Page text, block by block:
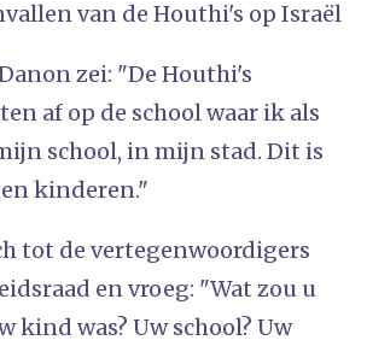
van de Houthi's op Israël
zei: "De Houthi's
af op de school waar ik als
school, in mijn stad. Dit is
kinderen."
tot de vertegenwoordigers
en vroeg: "Wat zou u
kind was? Uw school? Uw